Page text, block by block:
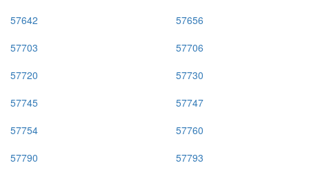
57642
57656
57703
57706
57720
57730
57745
57747
57754
57760
57790
57793